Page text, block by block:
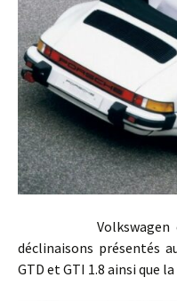
Volkswagen est
déclinaisons présentés
GTD et GTI 1.8 ainsi que